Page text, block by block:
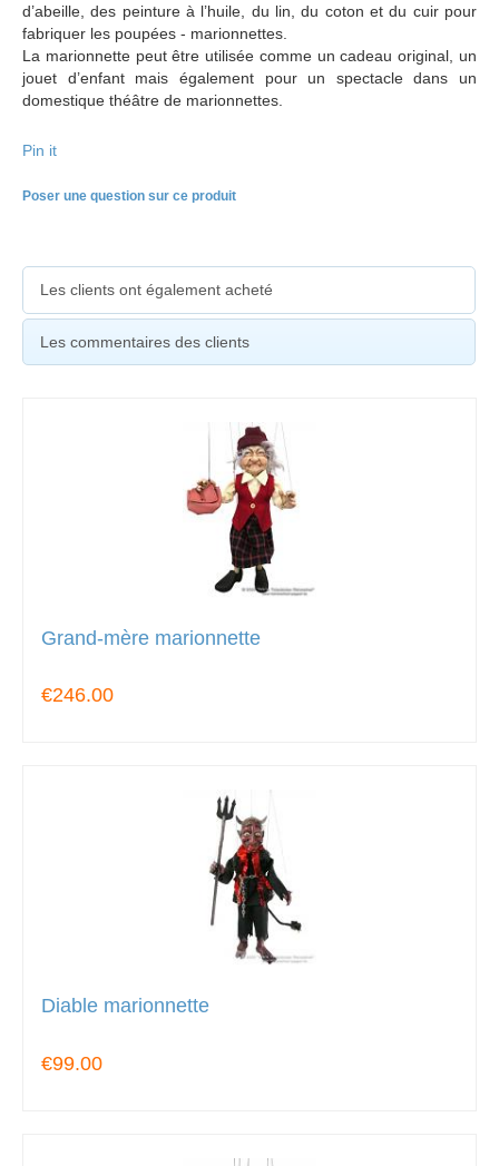
d’abeille, des peinture à l’huile, du lin, du coton et du cuir pour
fabriquer les poupées - marionnettes.
La marionnette peut être utilisée comme un cadeau original, un
jouet d’enfant mais également pour un spectacle dans un
domestique théâtre de marionnettes.
Pin it
Poser une question sur ce produit
Les clients ont également acheté
Les commentaires des clients
Grand-mère marionnette
€246.00
Diable marionnette
€99.00